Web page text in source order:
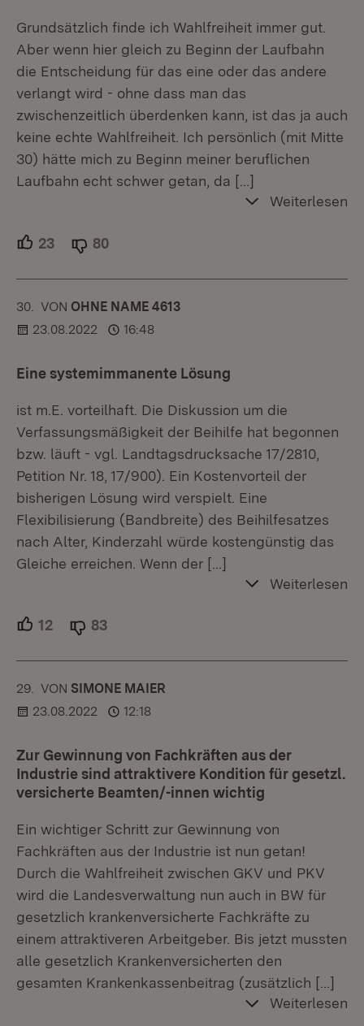
Grundsätzlich finde ich Wahlfreiheit immer gut.
Aber wenn hier gleich zu Beginn der Laufbahn
die Entscheidung für das eine oder das andere
verlangt wird - ohne dass man das
zwischenzeitlich überdenken kann, ist das ja auch
keine echte Wahlfreiheit. Ich persönlich (mit Mitte
30) hätte mich zu Beginn meiner beruflichen
Laufbahn echt schwer getan, da […]
Weiterlesen
23 Unterstützer.
80
30. KOMMENTAR
VON :OHNE NAME 4613
23.08.2022
16:48
Eine systemimmanente Lösung
ist m.E. vorteilhaft. Die Diskussion um die
Verfassungsmäßigkeit der Beihilfe hat begonnen
bzw. läuft - vgl. Landtagsdrucksache 17/2810,
Petition Nr. 18, 17/900). Ein Kostenvorteil der
bisherigen Lösung wird verspielt. Eine
Flexibilisierung (Bandbreite) des Beihilfesatzes
nach Alter, Kinderzahl würde kostengünstig das
Gleiche erreichen. Wenn der […]
Weiterlesen
12 Unterstützer.
83
29. KOMMENTAR
VON :SIMONE MAIER
23.08.2022
12:18
Zur Gewinnung von Fachkräften aus der
Industrie sind attraktivere Kondition für gesetzl.
versicherte Beamten/-innen wichtig
Ein wichtiger Schritt zur Gewinnung von
Fachkräften aus der Industrie ist nun getan!
Durch die Wahlfreiheit zwischen GKV und PKV
wird die Landesverwaltung nun auch in BW für
gesetzlich krankenversicherte Fachkräfte zu
einem attraktiveren Arbeitgeber. Bis jetzt mussten
alle gesetzlich Krankenversicherten den
gesamten Krankenkassenbeitrag (zusätzlich […]
Weiterlesen